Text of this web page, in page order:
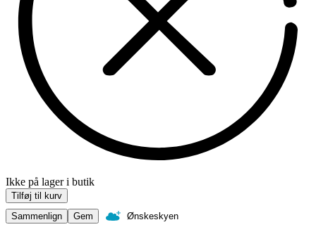
Ikke på lager i butik
Tilføj til kurv
Sammenlign
Gem Ønskeskyen